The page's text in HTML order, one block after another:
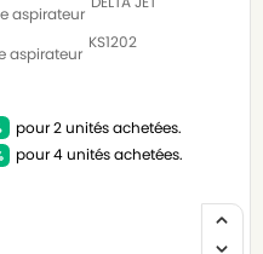
aspirateur
aspirateur
KS1202
pour 2 unités achetées.
pour 4 unités achetées.